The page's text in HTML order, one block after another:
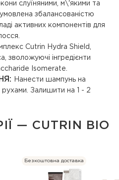
слуїняними, м\'якими та
збалансованістю
активних компонентів для
Cutrin Hydra Shield,
зволожуючі інгредієнти
Isomerate.
Нанести шампунь на
Залишити на 1 - 2
— CUTRIN BIO
Безкоштовна доставка